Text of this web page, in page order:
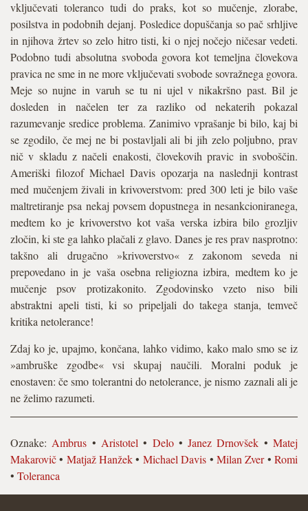
vključevati toleranco tudi do praks, kot so mučenje, zlorabe,
posilstva in podobnih dejanj. Posledice dopuščanja so pač srhljive
in njihova žrtev so zelo hitro tisti, ki o njej nočejo ničesar vedeti.
Podobno tudi absolutna svoboda govora kot temeljna človekova
pravica ne sme in ne more vključevati svobode sovražnega govora.
Meje so nujne in varuh se tu ni ujel v nikakršno past. Bil je
dosleden in načelen ter za razliko od nekaterih pokazal
razumevanje sredice problema. Zanimivo vprašanje bi bilo, kaj bi
se zgodilo, če mej ne bi postavljali ali bi jih zelo poljubno, prav
nič v skladu z načeli enakosti, človekovih pravic in svoboščin.
Ameriški filozof Michael Davis opozarja na naslednji kontrast
med mučenjem živali in krivoverstvom: pred 300 leti je bilo vaše
maltretiranje psa nekaj povsem dopustnega in nesankcioniranega,
medtem ko je krivoverstvo kot vaša verska izbira bilo grozljiv
zločin, ki ste ga lahko plačali z glavo. Danes je res prav nasprotno:
takšno ali drugačno »krivoverstvo« z zakonom seveda ni
prepovedano in je vaša osebna religiozna izbira, medtem ko je
mučenje psov protizakonito. Zgodovinsko vzeto niso bili
abstraktni apeli tisti, ki so pripeljali do takega stanja, temveč
kritika netolerance!
Zdaj ko je, upajmo, končana, lahko vidimo, kako malo smo se iz
»ambruške zgodbe« vsi skupaj naučili. Moralni poduk je
enostaven: če smo tolerantni do netolerance, je nismo zaznali ali je
ne želimo razumeti.
Oznake: Ambrus • Aristotel • Delo•Janez Drnovšek •Matej
Makarovič• Matjaž Hanžek• Michael Davis • Milan Zver•Romi
• Toleranca